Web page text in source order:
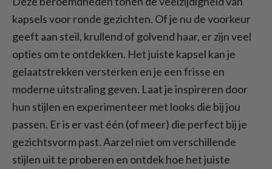
kapsels voor ronde gezichten. Of je nu de voorkeur
geeft aan steil, krullend of golvend haar, er zijn veel
opties om te ontdekken. Het juiste kapsel kan je
gelaatstrekken versterken en je een frisse en
moderne uitstraling geven. Laat je inspireren door
hun stijlen en experimenteer met looks die bij jou
passen. Er is er vast één (of meer) die perfect bij je
gezichtsvorm past. Aarzel niet om verschillende
stijlen uit te proberen en ontdek hoe het juiste